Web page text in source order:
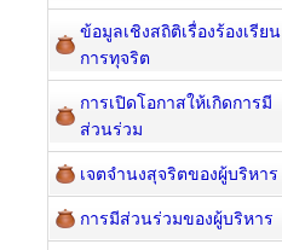
ข้อมูลเชิงสถิติเรื่องร้องเรียน
การทุจริต
การเปิดโอกาสให้เกิดการมี
ส่วนร่วม
เจตจำนงสุจริตของผู้บริหาร
การมีส่วนร่วมของผู้บริหาร